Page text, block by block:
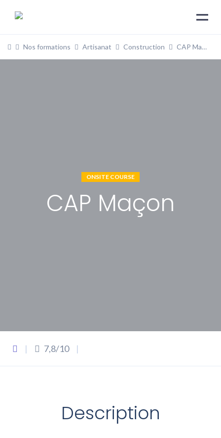
Nos formations Artisanat Construction CAP Maçon
ONSITE COURSE
CAP Maçon
| 7,8/10 |
Description